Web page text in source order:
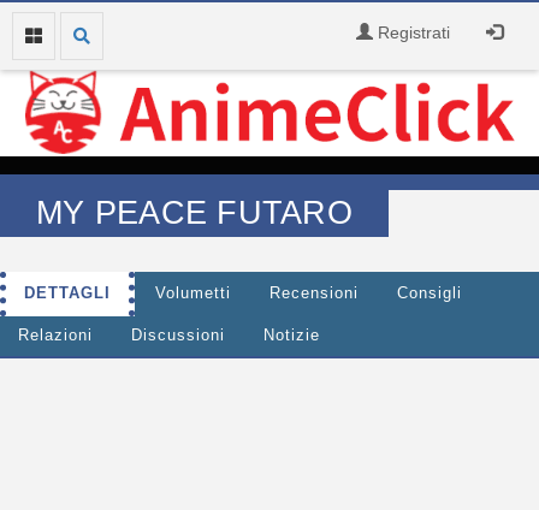
Registrati
MY PEACE FUTARO
DETTAGLI Volumetti Recensioni Consigli
Relazioni Discussioni Notizie